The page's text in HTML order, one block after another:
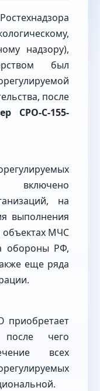
надзору),
был
после
СРО-С-155-
на
выполнения
объектах МЧС
обороны РФ,
еще ряда
приобретает
после чего
всех